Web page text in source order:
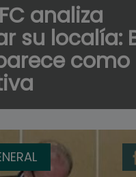
analiza
su localía:
como